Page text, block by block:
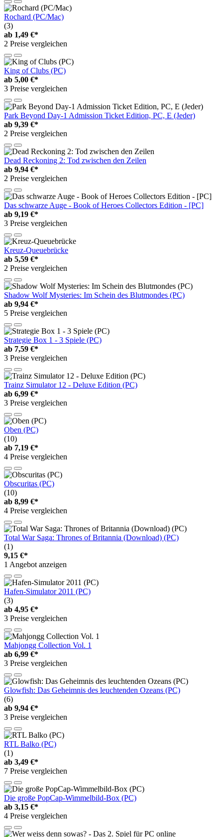
Rochard (PC/Mac)
(3)
ab 1,49 €*
2 Preise vergleichen
King of Clubs (PC)
ab 5,00 €*
3 Preise vergleichen
Park Beyond Day-1 Admission Ticket Edition, PC, E (Jeder)
ab 9,39 €*
2 Preise vergleichen
Dead Reckoning 2: Tod zwischen den Zeilen
ab 9,94 €*
2 Preise vergleichen
Das schwarze Auge - Book of Heroes Collectors Edition - [PC]
ab 9,19 €*
3 Preise vergleichen
Kreuz-Queuebrücke
ab 5,59 €*
2 Preise vergleichen
Shadow Wolf Mysteries: Im Schein des Blutmondes (PC)
ab 9,94 €*
5 Preise vergleichen
Strategie Box 1 - 3 Spiele (PC)
ab 7,59 €*
3 Preise vergleichen
Trainz Simulator 12 - Deluxe Edition (PC)
ab 6,99 €*
3 Preise vergleichen
Oben (PC)
(10)
ab 7,19 €*
4 Preise vergleichen
Obscuritas (PC)
(10)
ab 8,99 €*
4 Preise vergleichen
Total War Saga: Thrones of Britannia (Download) (PC)
(1)
9,15 €*
1 Angebot anzeigen
Hafen-Simulator 2011 (PC)
(3)
ab 4,95 €*
3 Preise vergleichen
Mahjongg Collection Vol. 1
ab 6,99 €*
3 Preise vergleichen
Glowfish: Das Geheimnis des leuchtenden Ozeans (PC)
(6)
ab 9,94 €*
3 Preise vergleichen
RTL Balko (PC)
(1)
ab 3,49 €*
7 Preise vergleichen
Die große PopCap-Wimmelbild-Box (PC)
ab 3,15 €*
4 Preise vergleichen